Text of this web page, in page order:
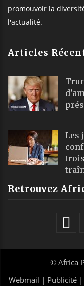
promouvoir la
l'actualité.
Articles
Les
Retrouvez
© Africa
Webmail | Publicité